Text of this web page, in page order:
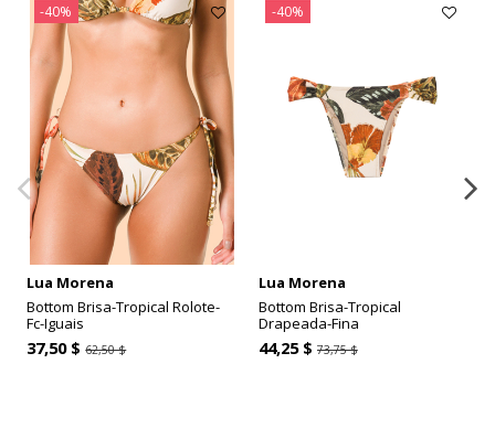
-40%
Lua Morena
Bottom Brisa-Tropical Rolote-
Fc-Iguais
37,50 $62,50 $
-40%
Lua Morena
Bottom Brisa-Tropical
Drapeada-Fina
44,25 $ 73,75 $